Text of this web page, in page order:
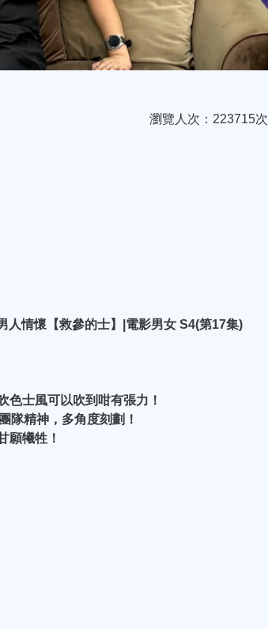
瀏覽人次：223715次
人情懷【救參的士】|電影男女 S4(第17集)
色士風可以吹到咁有張力！
隊精神，多角度刻劃！
願犧牲！